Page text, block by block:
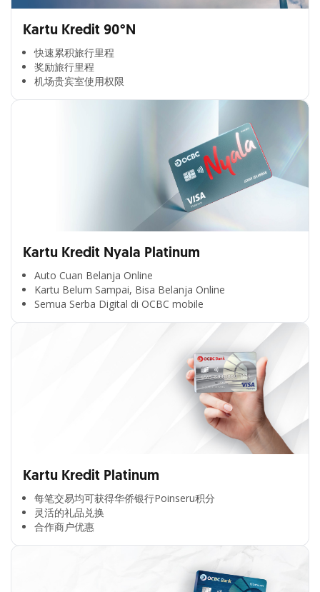
Kartu Kredit 90°N
快速累积旅行里程​
奖励旅行里程​
机场贵宾室使用权限​
Kartu Kredit Nyala Platinum
Auto Cuan Belanja Online
Kartu Belum Sampai, Bisa Belanja Online
Semua Serba Digital di OCBC mobile
Kartu Kredit Platinum
每笔交易均可获得华侨银行Poinseru积分​
灵活的礼品兑换​
合作商户优惠​